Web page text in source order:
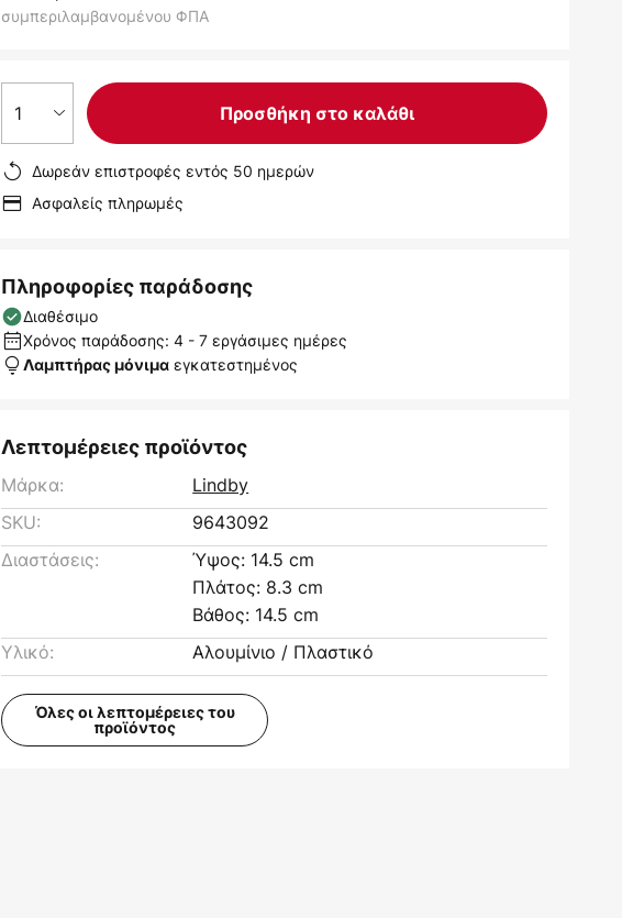
συμπεριλαμβανομένου ΦΠΑ
1 Προσθήκη στο καλάθι
Δωρεάν επιστροφές εντός 50 ημερών
Ασφαλείς πληρωμές
Πληροφορίες παράδοσης
Διαθέσιμο
Χρόνος παράδοσης: 4 - 7 εργάσιμες ημέρες
Λαμπτήρας μόνιμα εγκατεστημένος
Λεπτομέρειες προϊόντος
Μάρκα:
Lindby
SKU:
9643092
Διαστάσεις:
Ύψος: 14.5 cm
Πλάτος: 8.3 cm
Βάθος: 14.5 cm
Υλικό:
Αλουμίνιο / Πλαστικό
Όλες οι λεπτομέρειες του
προϊόντος